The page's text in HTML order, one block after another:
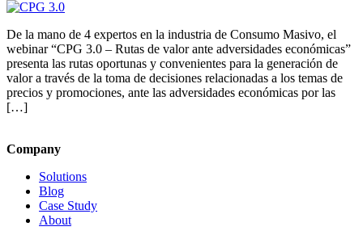
De la mano de 4 expertos en la industria de Consumo Masivo, el
webinar “CPG 3.0 – Rutas de valor ante adversidades económicas”
presenta las rutas oportunas y convenientes para la generación de
valor a través de la toma de decisiones relacionadas a los temas de
precios y promociones, ante las adversidades económicas por las
[…]
Company
Solutions
Blog
Case Study
About